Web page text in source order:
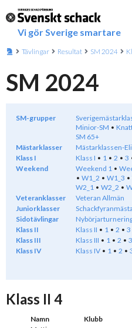
Vi gör Sverige smartare
Tävlingar Resultat SM 2024
SM 2024
SM-grupper
Minior-SM
SM 65+
Mästarklasser
Mästarklassen-
Klass I
Klass I 1 2 3
Weekend
Weekend 1
W1_2
W1_3
W2_1
W2_2
Veteranklasser
Veteran Allmän
Juniorklasser
Sidotävlingar
Klass II
Klass II 1 2 3
Klass III
Klass III 1 2 3
Klass IV
Klass IV 1 2
Klass II 4
Namn Klubb